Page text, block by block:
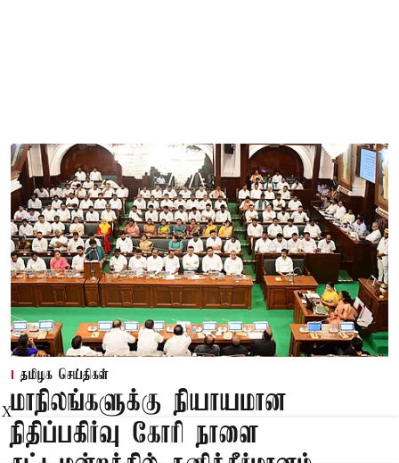
தமிழக செய்திகள்
மாநிலங்களுக்கு நியாயமான
நிதிப்பகிர்வு கோரி நாளை
X